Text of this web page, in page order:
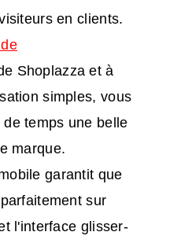
en clients.
Shoplazza et à
simples, vous
temps une belle
marque.
garantit que
sur
l'interface glisser-